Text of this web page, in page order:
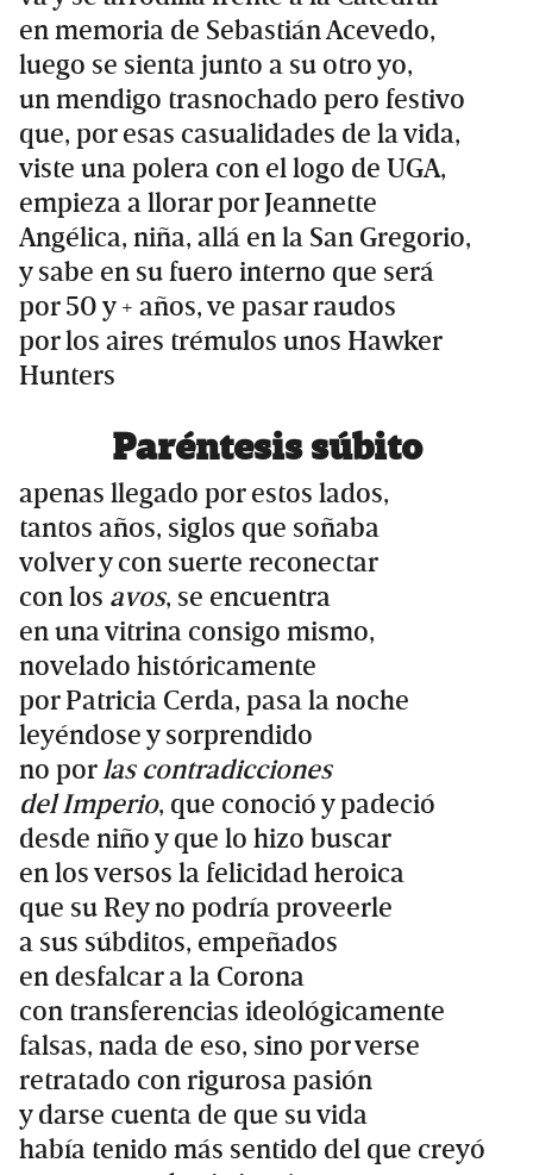
en memoria de Sebastián Acevedo,
luego se sienta junto a su otro yo,
un mendigo trasnochado pero festivo
que, por esas casualidades de la vida,
viste una polera con el logo de UGA,
empieza a llorar por Jeannette
Angélica, niña, allá en la San Gregorio,
y sabe en su fuero interno que será
por 50 y + años, ve pasar raudos
por los aires trémulos unos Hawker
Hunters
Paréntesis súbito
apenas llegado por estos lados,
tantos años, siglos que soñaba
volver y con suerte reconectar
con los avos, se encuentra
en una vitrina consigo mismo,
novelado históricamente
por Patricia Cerda, pasa la noche
leyéndose y sorprendido
no porlas contradicciones
del Imperio, que conoció y padeció
desde niño y que lo hizo buscar
en los versos la felicidad heroica
que su Rey no podría proveerle
a sus súbditos, empeñados
en desfalcar a la Corona
con transferencias ideológicamente
falsas, nada de eso, sino por verse
retratado con rigurosa pasión
y darse cuenta de que su vida
había tenido más sentido del que creyó